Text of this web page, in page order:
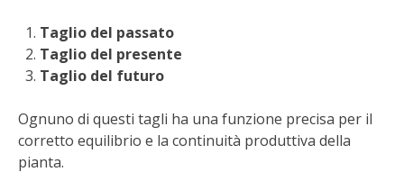
COLTIVARE L’OLIVO
CORMIK
VIGNETO BIO
Taglio del passato
Taglio del presente
Taglio del futuro
Ognuno di questi tagli ha una funzione precisa per il
corretto equilibrio e la continuità produttiva della
pianta.